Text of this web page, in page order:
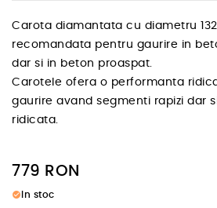
Carota diamantata cu diametru
recomandata pentru gaurire in
dar si in beton proaspat.
Carotele ofera o performanta
gaurire avand segmenti rapizi dar
ridicata.
779 RON
check_circle In stoc